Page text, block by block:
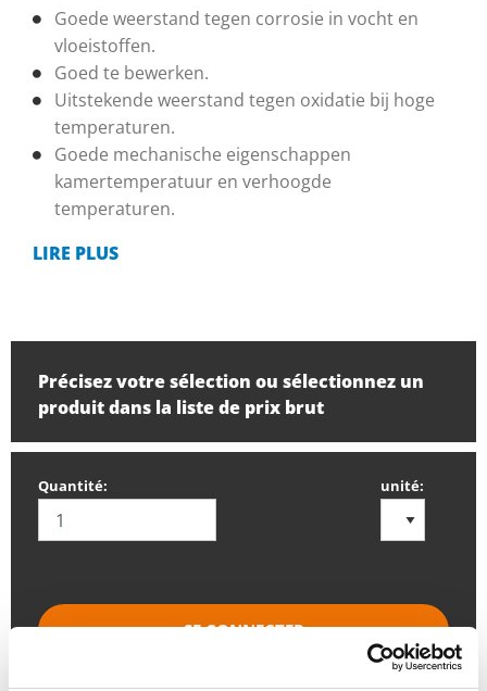
Goede weerstand tegen corrosie in vocht en
vloeistoffen.
Goed te bewerken.
Uitstekende weerstand tegen oxidatie bij hoge
temperaturen.
Goede mechanische eigenschappen
kamertemperatuur en verhoogde
temperaturen.
LIRE PLUS
Précisez votre sélection ou sélectionnez un
produit dans la liste de prix brut
Quantité: unité:
SE CONNECTER